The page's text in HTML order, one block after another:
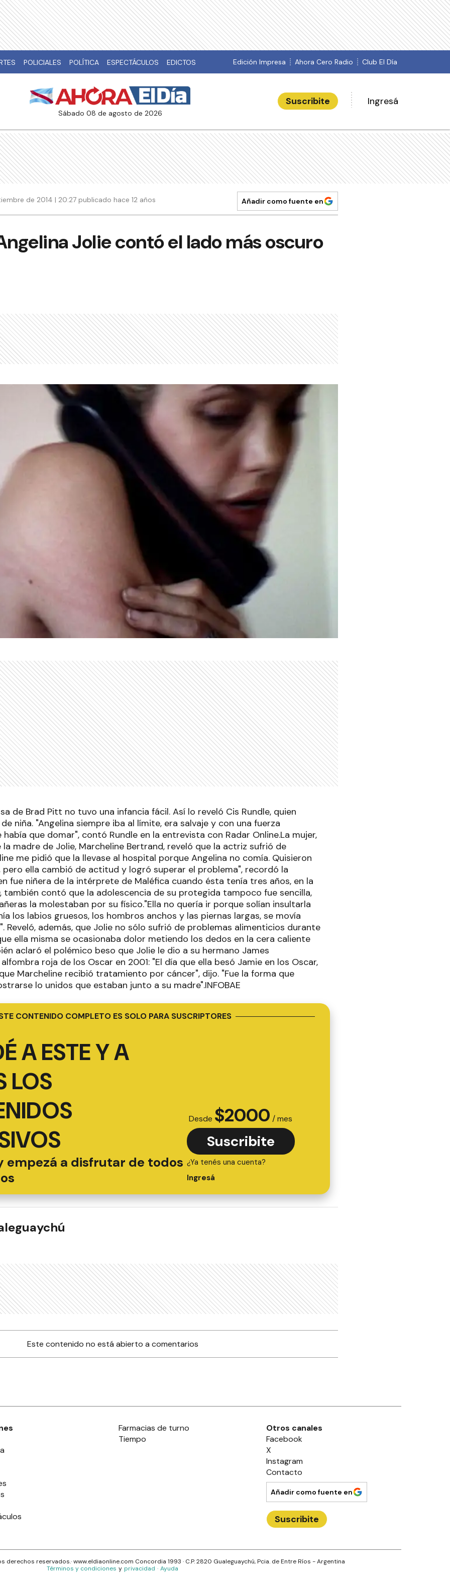
POLICIALES POLÍTICA ESPECTÁCULOS EDICTOS Edición Impresa Ahora Cero Radio Club El Día
sábado 08 de agosto de 2026
Suscribite Ingresá
de 2014 | 20:27 publicado hace 12 años Añadir como fuente en
Jolie contó el lado más oscuro
de Brad Pitt no tuvo una infancia fácil. Así lo reveló Cis Rundle, quien
niña. "Angelina siempre iba al límite, era salvaje y con una fuerza
que domar", contó Rundle en la entrevista con Radar Online.La mujer,
madre de Jolie, Marcheline Bertrand, reveló que la actriz sufrió de
me pidió que la llevase al hospital porque Angelina no comía. Quisieron
pero ella cambió de actitud y logró superar el problema", recordó la
fue niñera de la intérprete de Maléfica cuando ésta tenía tres años, en la
también contó que la adolescencia de su protegida tampoco fue sencilla,
la molestaban por su físico."Ella no quería ir porque solían insultarla
los labios gruesos, los hombros anchos y las piernas largas, se movía
Reveló, además, que Jolie no sólo sufrió de problemas alimenticios durante
ella misma se ocasionaba dolor metiendo los dedos en la cera caliente
aclaró el polémico beso que Jolie le dio a su hermano James
roja de los Oscar en 2001: "El día que ella besó Jamie en los Oscar,
Marcheline recibió tratamiento por cáncer", dijo. "Fue la forma que
lo unidos que estaban junto a su madre".INFOBAE
CONTENIDO COMPLETO ES SOLO PARA SUSCRIPTORES
A ESTE Y A
LOS
empezá a disfrutar de todos
Desde $2000 / mes
Suscribite
¿Ya tenés una cuenta?
Ingresá
Este contenido no está abierto a comentarios
Farmacias de turno
Tiempo
Otros canales
Facebook
X
Instagram
Contacto
Añadir como fuente en
Suscribite
derechos reservados.· www.eldiaonline.com Concordia 1993 · C.P.2820 Gualeguaychú, Pcia. de Entre Ríos - Argentina
Términos y condiciones y privacidad · Ayuda